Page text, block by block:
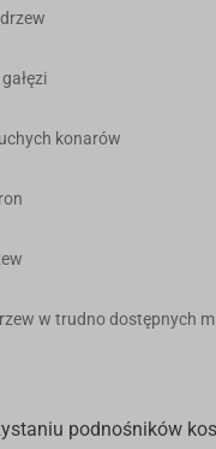
konarów
w trudno dostępnych
podnośników